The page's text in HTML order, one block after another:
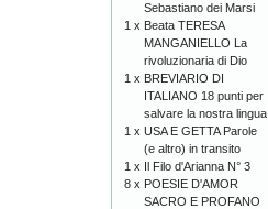
Sebastiano dei Marsi
1 x Beata TERESA
MANGANIELLO La
rivoluzionaria di Dio
1 x BREVIARIO DI
ITALIANO 18 punti per
salvare la nostra lingua
1 x USA E GETTA Parole
(e altro) in transito
1 x Il Filo d'Arianna N° 3
8 x POESIE D'AMOR
SACRO E PROFANO